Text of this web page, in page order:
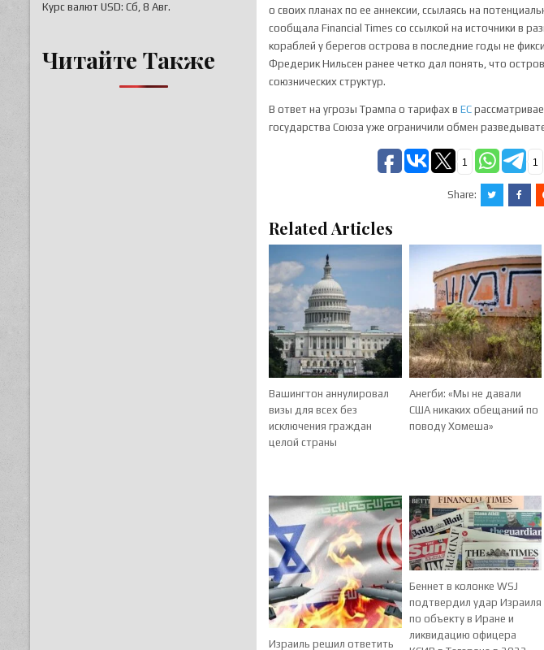
о своих планах по ее аннексии, ссылаясь на
сообщала Financial Times со ссылкой на источники в
кораблей у берегов острова в последние годы не
Фредерик Нильсен ранее четко дал понять, что
союзнических структур.
В ответ на угрозы Трампа о тарифах вЕС
государства Союза уже ограничили обмен
1 1
Share:
Related Articles
Вашингтон аннулировал
визы для всех без
исключения граждан
целой страны
Анегби: «Мы не давали
США никаких обещаний по
поводу Хомеша»
Израиль решил ответить
Беннет в колонке WSJ
подтвердил удар Израиля
по объекту в Иране и
ликвидацию офицера
Курс валют USD: Сб, 8 Авг.
Читайте Также